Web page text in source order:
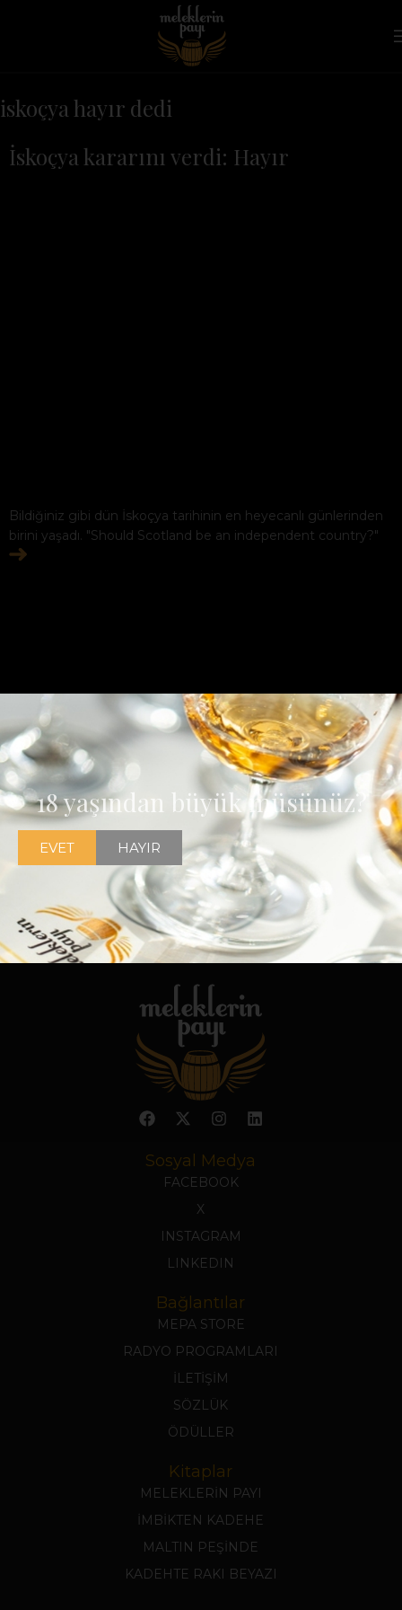
iskoçya hayır dedi
İskoçya kararını verdi: Hayır
Bildiğiniz gibi dün İskoçya tarihinin en heyecanlı günlerinden
birini yaşadı. "Should Scotland be an independent country?"
Sosyal Medya
FACEBOOK
X
INSTAGRAM
LINKEDIN
Bağlantılar
MEPA STORE
RADYO PROGRAMLARI
İLETİŞİM
SÖZLÜK
ÖDÜLLER
Kitaplar
MELEKLERİN PAYI
İMBİKTEN KADEHE
MALTIN PEŞİNDE
KADEHTE RAKI BEYAZI
18 yaşından büyük müsünüz?
EVET HAYIR